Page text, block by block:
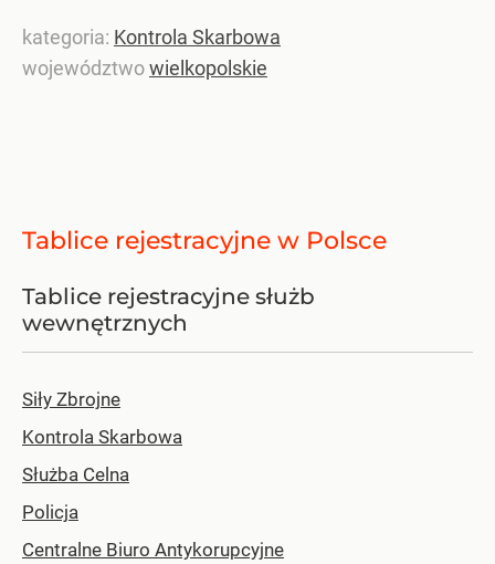
kategoria: Kontrola Skarbowa
województwowielkopolskie
Tablice rejestracyjne w Polsce
Tablice rejestracyjne służb
wewnętrznych
Siły Zbrojne
Kontrola Skarbowa
Służba Celna
Policja
Centralne Biuro Antykorupcyjne